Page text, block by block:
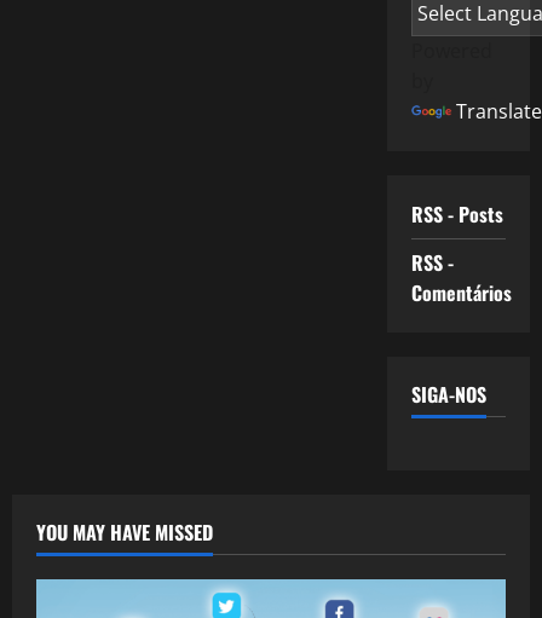
Translate
RSS - Posts
RSS -
Comentários
SIGA-NOS
YOU MAY HAVE MISSED